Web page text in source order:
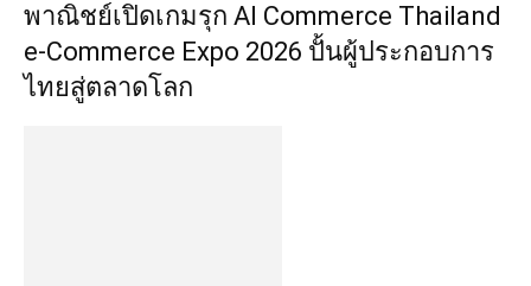
พาณิชย์เปิดเกมรุก AI Commerce Thailand
e-Commerce Expo 2026 ปั้นผู้ประกอบการ
ไทยสู่ตลาดโลก